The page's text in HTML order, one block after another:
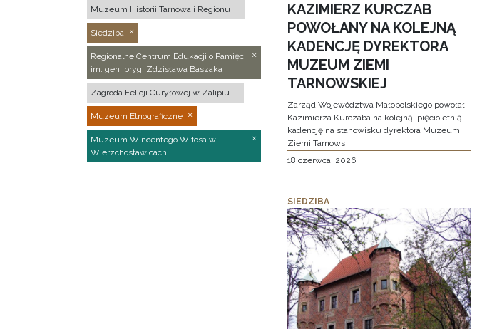
Muzeum Historii Tarnowa i Regionu
Siedziba
Regionalne Centrum Edukacji o Pamięci
im. gen. bryg. Zdzisława Baszaka
Zagroda Felicji Curyłowej w Zalipiu
Muzeum Etnograficzne
Muzeum Wincentego Witosa w
Wierzchosławicach
KAZIMIERZ KURCZAB
POWOŁANY NA KOLEJNĄ
KADENCJĘ DYREKTORA
MUZEUM ZIEMI
TARNOWSKIEJ
Zarząd Województwa Małopolskiego powołał
Kazimierza Kurczaba na kolejną, pięcioletnią
kadencję na stanowisku dyrektora Muzeum
Ziemi Tarnows
18 czerwca, 2026
SIEDZIBA